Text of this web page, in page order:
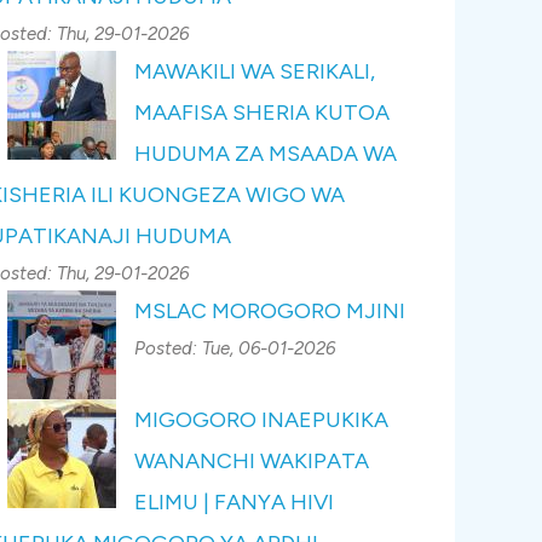
Thu, 29-01-2026
MAWAKILI WA SERIKALI,
MAAFISA SHERIA KUTOA
HUDUMA ZA MSAADA WA
ILI KUONGEZA WIGO WA
HUDUMA
Thu, 29-01-2026
MSLAC MOROGORO MJINI
Posted: Tue, 06-01-2026
MIGOGORO INAEPUKIKA
WANANCHI WAKIPATA
ELIMU | FANYA HIVI